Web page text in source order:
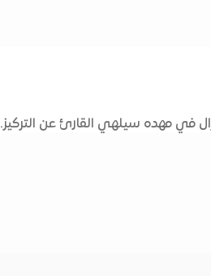
في مهده سيلهي القارئ عن التركيز.